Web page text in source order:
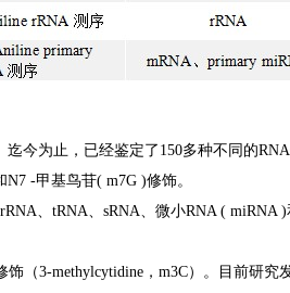
今为止，已经鉴定了150多种不同的
-甲基鸟苷( m7G )修饰。
、tRNA、sRNA、微小RNA ( miRNA
（3-methylcytidine，m3C）。目前研究